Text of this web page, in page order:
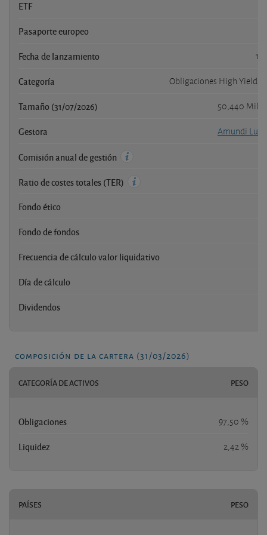
ETF
Pasaporte europeo
Fecha de lanzamiento
Categoría Obligaciones High Yield
Tamaño (31/07/2026) 50,440
Gestora Amundi
Comisión anual de gestión
Ratio de costes totales (TER)
Fondo ético
Fondo de fondos
Frecuencia de cálculo valor liquidativo
Día de cálculo
Dividendos
composición de la cartera (31/03/2026)
CATEGORÍA DE ACTIVOS PESO
Obligaciones 97,50 %
Liquidez 2,42 %
PAÍSES PESO